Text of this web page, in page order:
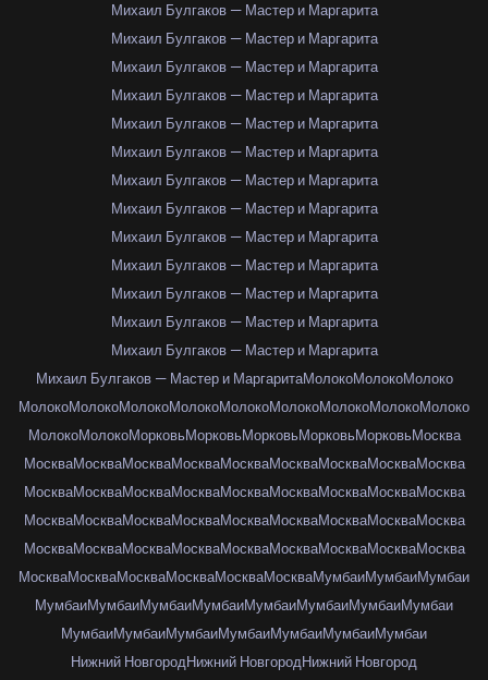
Михаил Булгаков — Мастер и Маргарита
Михаил Булгаков — Мастер и Маргарита
Михаил Булгаков — Мастер и Маргарита
Михаил Булгаков — Мастер и Маргарита
Михаил Булгаков — Мастер и Маргарита
Михаил Булгаков — Мастер и Маргарита
Михаил Булгаков — Мастер и Маргарита
Михаил Булгаков — Мастер и Маргарита
Михаил Булгаков — Мастер и Маргарита
Михаил Булгаков — Мастер и Маргарита
Михаил Булгаков — Мастер и Маргарита
Михаил Булгаков — Мастер и Маргарита
Михаил Булгаков — Мастер и Маргарита
Михаил Булгаков — Мастер и МаргаритаМолокоМолокоМолоко
МолокоМолокоМолокоМолокоМолокоМолокоМолокоМолокоМолоко
МолокоМолокоМорковьМорковьМорковьМорковьМорковьМосква
МоскваМоскваМоскваМоскваМоскваМоскваМоскваМоскваМосква
МоскваМоскваМоскваМоскваМоскваМоскваМоскваМоскваМосква
МоскваМоскваМоскваМоскваМоскваМоскваМоскваМоскваМосква
МоскваМоскваМоскваМоскваМоскваМоскваМоскваМоскваМосква
МоскваМоскваМоскваМоскваМоскваМоскваМумбаиМумбаиМумбаи
МумбаиМумбаиМумбаиМумбаиМумбаиМумбаиМумбаиМумбаи
МумбаиМумбаиМумбаиМумбаиМумбаиМумбаиМумбаи
Нижний НовгородНижний НовгородНижний Новгород